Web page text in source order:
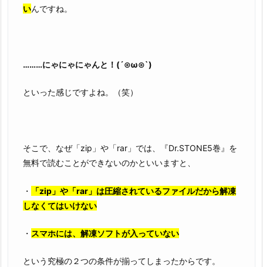
いんですね。
………にゃにゃにゃんと！(´⊙ω⊙`)
といった感じですよね。（笑）
そこで、なぜ「zip」や「rar」では、『Dr.STONE5巻』を
無料で読むことができないのかといいますと、
・
「zip」や「rar」は圧縮されているファイルだから解凍
しなくてはいけない
・ スマホには、解凍ソフトが入っていない
という究極の２つの条件が揃ってしまったからです。